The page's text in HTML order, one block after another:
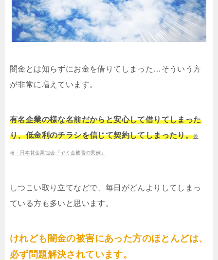
闇金とは知らずにお金を借りてしまった…そういう方
が非常に増えています。
有名企業の様な名前だからと安心して借りてしまった
り、低金利のチラシを信じて契約してしまったり。参
考：日本貸金業協会「ヤミ金被害の実例」
しつこい取り立てなどで、毎日がどんよりしてしまっ
ている方も多いと思います。
けれども闇金の被害にあった方のほとんどは、
必ず問題解決されています。